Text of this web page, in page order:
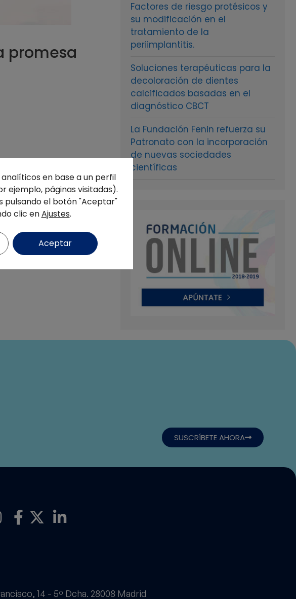
promesa
Factores de riesgo protésicos y
su modificación en el
tratamiento de la
periimplantitis.
Soluciones terapéuticas para la
decoloración de dientes
calcificados basadas en el
diagnóstico CBCT
La Fundación Fenin refuerza su
Patronato con la incorporación
de nuevas sociedades
científicas
SUSCRÍBETE AHORA
14 - 5º Dcha. 28008 Madrid
en base a un perfil
ejemplo, páginas visitadas).
pulsando el botón "Aceptar"
clic enAjustes.
Aceptar